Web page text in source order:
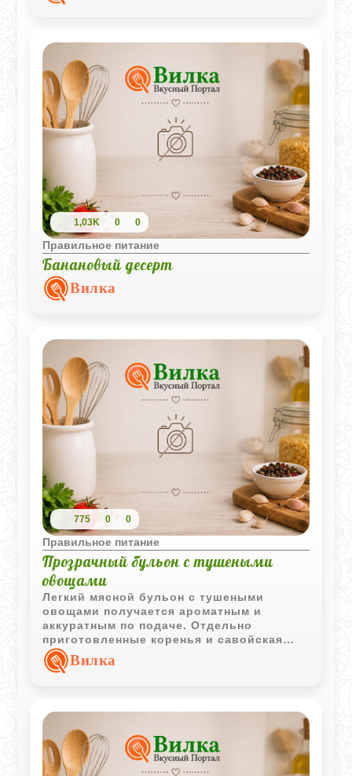
1,03K 0 0
Правильное питание
Банановый десерт
Вилка
775 0 0
Правильное питание
Прозрачный бульон с тушеными
овощами
Легкий мясной бульон с тушеными
овощами получается ароматным и
аккуратным по подаче. Отдельно
приготовленные коренья и савойская
капуста сохраняют вкус и делают блюдо
особенно выразительным.
Вилка